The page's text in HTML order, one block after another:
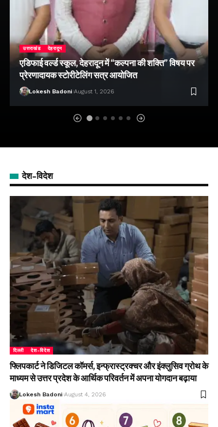
उत्तराखंड देहरादून
एडिफाई वर्ल्ड स्कूल, देहरादून में “कल्पना की शक्ति” विषय पर
प्रेरणादायक स्टोरीटेलिंग सत्र आयोजित
Lokesh Badoni August 1, 2026
देश-विदेश
दिल्ली देश-विदेश
फ्लिपकार्ट ने डिजिटल कॉमर्स, इन्फ्रास्ट्रक्चर और इंक्लुसिव ग्रोथ के
माध्यम से उत्तर प्रदेश के आर्थिक परिवर्तन में अपना योगदान बढ़ाया
Lokesh Badoni August 4, 2026